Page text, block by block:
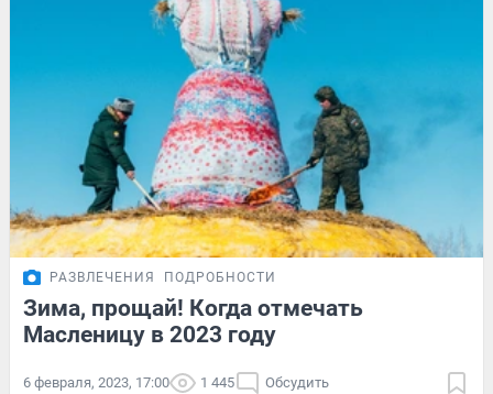
РАЗВЛЕЧЕНИЯ ПОДРОБНОСТИ
Зима, прощай! Когда отмечать
Масленицу в 2023 году
6 февраля, 2023, 17:00 1 445 Обсудить